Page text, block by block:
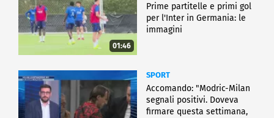
01:46
Prime partitelle e primi gol
per l'Inter in Germania: le
immagini
SPORT
Accomando: "Modric-Milan
segnali positivi. Doveva
firmare questa settimana,